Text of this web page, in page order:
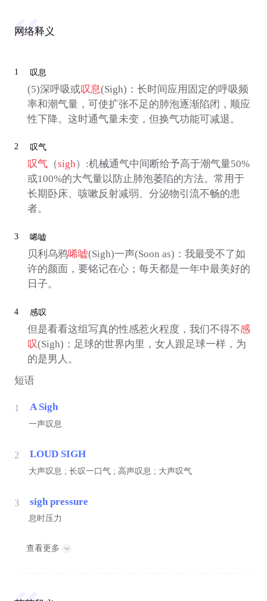
网络释义
1 叹息
(5)深呼吸或叹息(Sigh)：长时间应用固定的呼吸频
率和潮气量，可使扩张不足的肺泡逐渐陷闭，顺应
性下降。这时通气量未变，但换气功能可减退。
2 叹气
叹气（sigh）:机械通气中间断给予高于潮气量50%
或100%的大气量以防止肺泡萎陷的方法。常用于
长期卧床、咳嗽反射减弱、分泌物引流不畅的患
者。
3 唏嘘
贝利乌鸦唏嘘(Sigh)一声(Soon as)：我最受不了如
许的颜面，要铭记在心；每天都是一年中最美好的
日子。
4 感叹
但是看看这组写真的性感惹火程度，我们不得不感
叹(Sigh)：足球的世界内里，女人跟足球一样，为
的是男人。
短语
1 A Sigh
一声叹息
2 LOUD SIGH
大声叹息 ; 长叹一口气 ; 高声叹息 ; 大声叹气
3 sigh pressure
息时压力
查看更多